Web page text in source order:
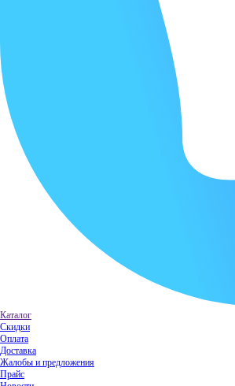
Каталог
Скидки
Оплата
Доставка
Жалобы и предложения
Прайс